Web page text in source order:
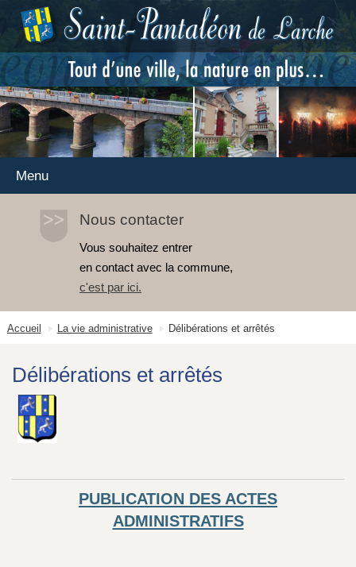
Menu
Nous contacter
Vous souhaitez entrer
en contact avec la commune,
c'est par ici.
Accueil La vie administrative Délibérations et arrêtés
Délibérations et arrêtés
PUBLICATION DES ACTES
ADMINISTRATIFS